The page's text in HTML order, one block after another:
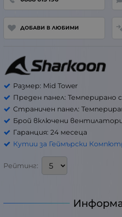
ДОБАВИ В ЛЮБИМИ
Размер: Mid Tower
Преден панел: Темперирано
Страничен панел:
Брой включени
Гаранция: 24 месеца
Кутии за Геймърски
Рейтинг: